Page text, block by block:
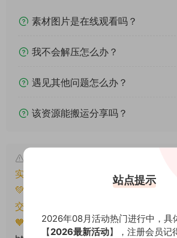
素材图片是在线观看吗？
我不会解压怎么办？
遇见其他问题怎么办？
该资源能搬运分享吗？
本文资源仅供个人参考学习，请勿
实将封禁账号权限！
💚本文资源均来源网友分享，若侵犯
交工单处理。
🧡转载请注明出处！原文链接：
站点提示
2026年08月活动热门进行中，具
【2026最新活动】，注册会员记